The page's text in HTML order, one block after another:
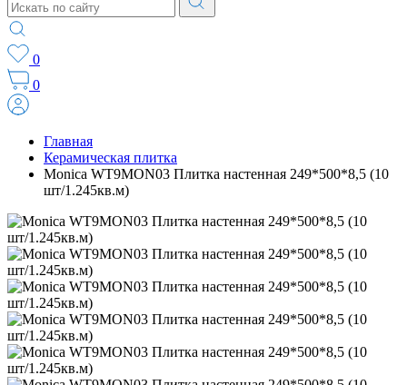
0
0
Главная
Керамическая плитка
Monica WT9MON03 Плитка настенная 249*500*8,5 (10
шт/1.245кв.м)